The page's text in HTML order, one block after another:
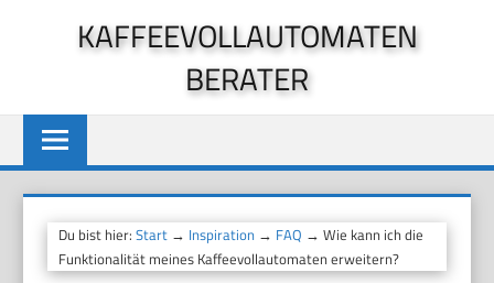
KAFFEEVOLLAUTOMATEN
BERATER
Du bist hier:Start → Inspiration → FAQ → Wie kann ich die
Funktionalität meines Kaffeevollautomaten erweitern?